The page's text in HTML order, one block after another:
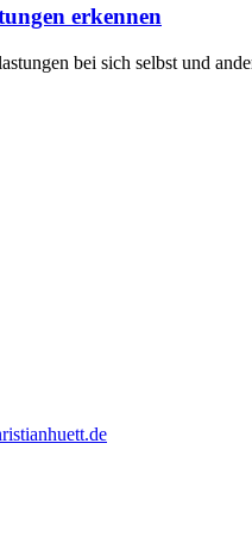
erkennen
bei sich selbst und